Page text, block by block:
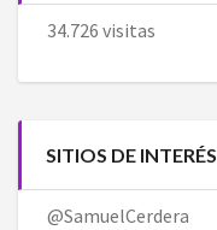
34.726 visitas
SITIOS DE INTERÉS
@SamuelCerdera